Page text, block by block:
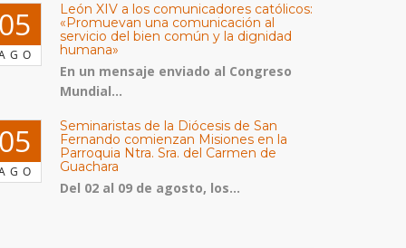
León XIV a los comunicadores católicos:
«Promuevan una comunicación al
servicio del bien común y la dignidad
humana»
En un mensaje enviado al Congreso
Mundial...
Seminaristas de la Diócesis de San
Fernando comienzan Misiones en la
Parroquia Ntra. Sra. del Carmen de
Guachara
Del 02 al 09 de agosto, los...